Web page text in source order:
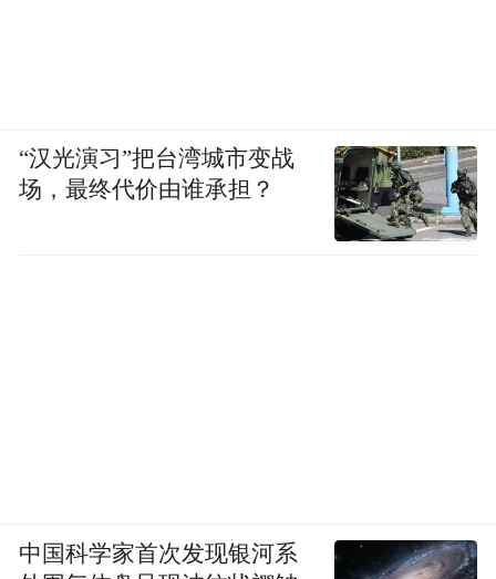
“汉光演习”把台湾城市变战
场，最终代价由谁承担？
中国科学家首次发现银河系